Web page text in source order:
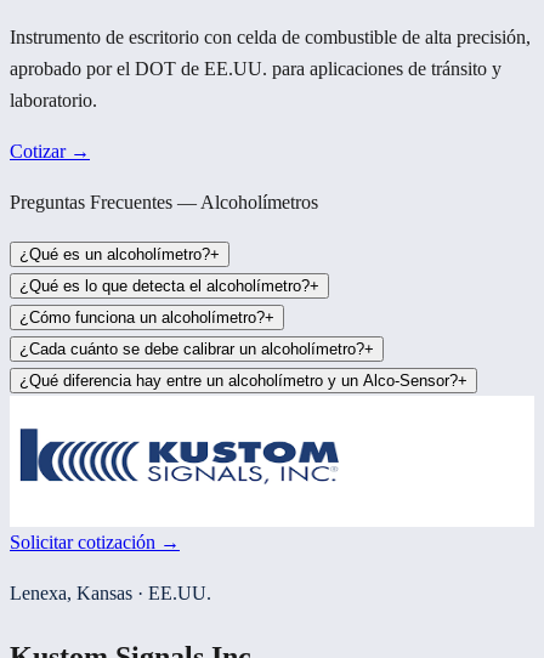
Instrumento de escritorio con celda de combustible de alta precisión,
aprobado por el DOT de EE.UU. para aplicaciones de tránsito y
laboratorio.
Cotizar →
Preguntas Frecuentes — Alcoholímetros
¿Qué es un alcoholímetro?+
¿Qué es lo que detecta el alcoholímetro?+
¿Cómo funciona un alcoholímetro?+
¿Cada cuánto se debe calibrar un alcoholímetro?+
¿Qué diferencia hay entre un alcoholímetro y un Alco-Sensor?+
Solicitar cotización →
Lenexa, Kansas · EE.UU.